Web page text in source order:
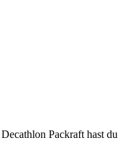
Packraft hast du